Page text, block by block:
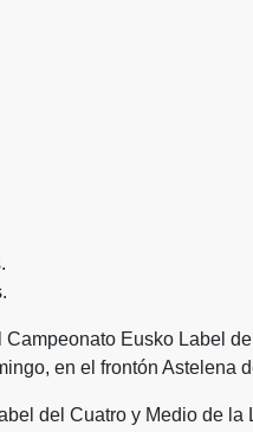
Campeonato Eusko Label
en el frontón Astelena
del Cuatro y Medio de